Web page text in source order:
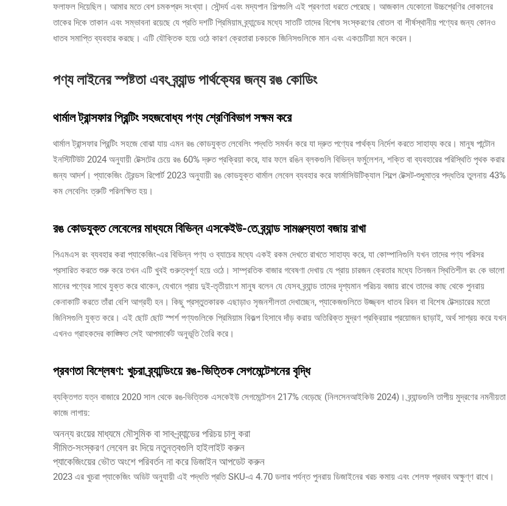
ফলাফল দিয়েছিল। আমার মতে বেশ চমকপ্রদ সংখ্যা। সৌন্দর্য এবং মদ্যপান শিল্পগুলি এই প্রবণতা ধরতে পেরেছে। আজকাল যেকোনো উচ্চশ্রেণির দোকানের
তাকের দিকে তাকান এবং সম্ভাবনা রয়েছে যে প্রতি দশটি প্রিমিয়াম ব্র্যান্ডের মধ্যে সাতটি তাদের বিশেষ সংস্করণের বোতল বা শীর্ষস্থানীয় পণ্যের জন্য কোনও
ধাতব সমাপ্তি ব্যবহার করছে। এটি যৌক্তিক হয়ে ওঠে কারণ ক্রেতারা চকচকে জিনিসগুলিকে মান এবং একচেটিয়া মনে করেন।
পণ্য লাইনের স্পষ্টতা এবং ব্র্যান্ড পার্থক্যের জন্য রঙ কোডিং
থার্মাল ট্রান্সফার প্রিন্টিং সহজবোধ্য পণ্য শ্রেণিবিভাগ সক্ষম করে
থার্মাল ট্রান্সফার প্রিন্টিং সহজে বোঝা যায় এমন রঙ কোডযুক্ত লেবেলিং পদ্ধতি সমর্থন করে যা দ্রুত পণ্যের পার্থক্য নির্দেশ করতে সাহায্য করে। মানুষ পান্টোন
ইনস্টিটিউট 2024 অনুযায়ী টেক্সটের চেয়ে রঙ 60% দ্রুত প্রক্রিয়া করে, যার ফলে রঙিন ব্লকগুলি বিভিন্ন ফর্মুলেশন, শক্তি বা ব্যবহারের পরিস্থিতি পৃথক করার
জন্য আদর্শ। প্যাকেজিং ট্রেন্ডস রিপোর্ট 2023 অনুযায়ী রঙ কোডযুক্ত থার্মাল লেবেল ব্যবহার করে ফার্মাসিউটিক্যাল শিল্পে টেক্সট-শুধুমাত্র পদ্ধতির তুলনায় 43%
কম লেবেলিং ত্রুটি পরিলক্ষিত হয়।
রঙ কোডযুক্ত লেবেলের মাধ্যমে বিভিন্ন এসকেইউ-তে ব্র্যান্ড সামঞ্জস্যতা বজায় রাখা
পিএমএস রং ব্যবহার করা প্যাকেজিং-এর বিভিন্ন পণ্য ও ব্যাচের মধ্যে একই রকম দেখতে রাখতে সাহায্য করে, যা কোম্পানিগুলি যখন তাদের পণ্য পরিসর
প্রসারিত করতে শুরু করে তখন এটি খুবই গুরুত্বপূর্ণ হয়ে ওঠে। সাম্প্রতিক বাজার গবেষণা দেখায় যে প্রায় চারজন ক্রেতার মধ্যে তিনজন স্থিতিশীল রং কে ভালো
মানের পণ্যের সাথে যুক্ত করে থাকেন, যেখানে প্রায় দুই-তৃতীয়াংশ মানুষ বলেন যে যেসব ব্র্যান্ড তাদের দৃশ্যমান পরিচয় বজায় রাখে তাদের কাছ থেকে পুনরায়
কেনাকাটি করতে তাঁরা বেশি আগ্রহী হন। কিছু প্রস্তুতকারক এছাড়াও সৃজনশীলতা দেখাচ্ছেন, প্যাকেজগুলিতে উজ্জ্বল ধাতব রিবন বা বিশেষ টেক্সচারের মতো
জিনিসগুলি যুক্ত করে। এই ছোট ছোট স্পর্শ পণ্যগুলিকে প্রিমিয়াম বিকল্প হিসাবে দাঁড় করায় অতিরিক্ত মুদ্রণ প্রক্রিয়ার প্রয়োজন ছাড়াই, অর্থ সাশ্রয় করে যখন
এখনও গ্রাহকদের কাঙ্ক্ষিত সেই আপমার্কেট অনুভূতি তৈরি করে।
প্রবণতা বিশ্লেষণ: খুচরা ব্র্যান্ডিংয়ে রঙ-ভিত্তিক সেগমেন্টেশনের বৃদ্ধি
ব্যক্তিগত যত্ন বাজারে 2020 সাল থেকে রঙ-ভিত্তিক এসকেইউ সেগমেন্টেশন 217% বেড়েছে (নিলসেনআইকিউ 2024)। ব্র্যান্ডগুলি তাপীয় মুদ্রণের নমনীয়তা
কাজে লাগায়:
অনন্য রংয়ের মাধ্যমে মৌসুমিক বা সাব-ব্র্যান্ডের পরিচয় চালু করা
সীমিত-সংস্করণ লেবেল রং দিয়ে নতুনত্বগুলি হাইলাইট করুন
প্যাকেজিংয়ের ভৌত অংশে পরিবর্তন না করে ডিজাইন আপডেট করুন
2023 এর খুচরা প্যাকেজিং অডিট অনুযায়ী এই পদ্ধতি প্রতি SKU-এ 4.70 ডলার পর্যন্ত পুনরায় ডিজাইনের খরচ কমায় এবং শেলফ প্রভাব অক্ষুণ্ণ রাখে।